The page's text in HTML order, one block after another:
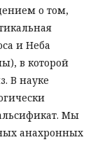
о том,
и Неба
в которой
В науке
Мы
анахронных